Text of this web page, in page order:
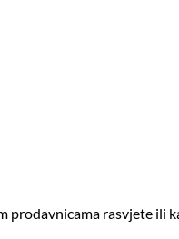
prodavnicama rasvjete ili